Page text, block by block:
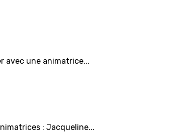
avec une animatrice...
: Jacqueline...